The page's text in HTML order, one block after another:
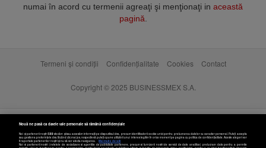
numai în acord cu termenii agreaţi şi menţionaţi in această
pagină
Termeni și condiții Confidențialitate Cookies Contact
Copyright © 2025 BUSINESSMEX S.A.
Nouă ne pasă ca datele tale personale să rămână confidențiale
Noi și partenerii noștri589stocăm și/sau accesăm informații pe dispozitivul dvs., precum identificatorii cookie unici pentru prelucrarea datelor cu caracter personal. Puteți accepta
sau gestiona preferințele dvs. făcând clic mai jos, respectiv vă puteți opune utilizării unui interes legitim în orice moment pe pagina cu politica de confidențialitate. Aceste alegeri vor
fi raportate partenerilor noștri și nu vă vor afecta navigarea.
Mai multe detalii
Noi si partenerii nostri (retelele de socializare si agentiile de publicitate partenere, precum si furnizorii nostri de servicii de date analitice) prelucram date pentru a permite